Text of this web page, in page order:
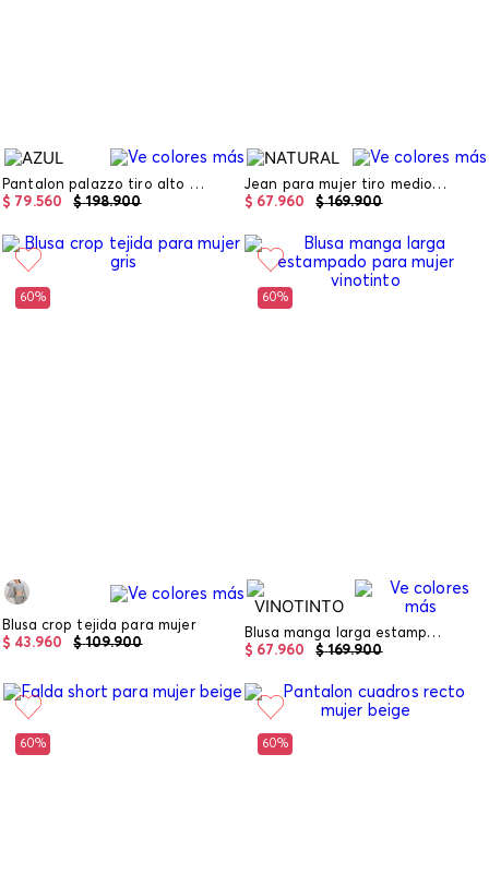
Pantalon palazzo tiro alto para mujer
$ 198.900
$ 79.560
Jean para mujer tiro medio skinny
$ 169.900
$ 67.960
60%
Blusa crop tejida para mujer
$ 109.900
$ 43.960
60%
Blusa manga larga estampado para mujer
$ 169.900
$ 67.960
60% 60%